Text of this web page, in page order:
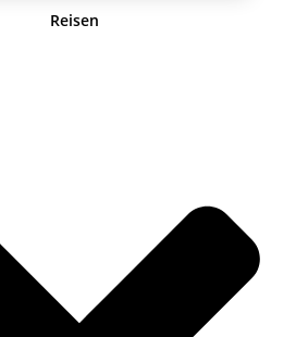
Reisen